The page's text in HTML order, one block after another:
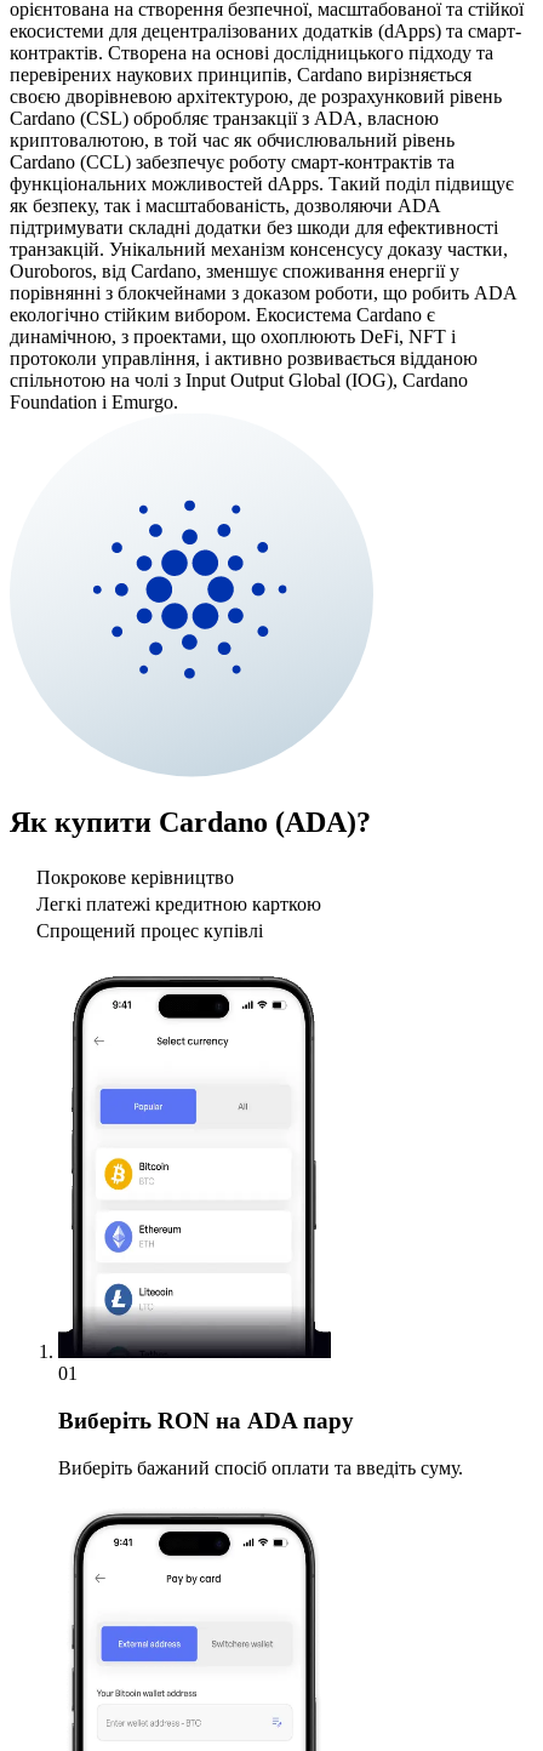
орієнтована на створення безпечної, масштабованої та стійкої
екосистеми для децентралізованих додатків (dApps) та смарт-
контрактів. Створена на основі дослідницького підходу та
перевірених наукових принципів, Cardano вирізняється
своєю дворівневою архітектурою, де розрахунковий рівень
Cardano (CSL) обробляє транзакції з ADA, власною
криптовалютою, в той час як обчислювальний рівень
Cardano (CCL) забезпечує роботу смарт-контрактів та
функціональних можливостей dApps. Такий поділ підвищує
як безпеку, так і масштабованість, дозволяючи ADA
підтримувати складні додатки без шкоди для ефективності
транзакцій. Унікальний механізм консенсусу доказу частки,
Ouroboros, від Cardano, зменшує споживання енергії у
порівнянні з блокчейнами з доказом роботи, що робить ADA
екологічно стійким вибором. Екосистема Cardano є
динамічною, з проектами, що охоплюють DeFi, NFT і
протоколи управління, і активно розвивається відданою
спільнотою на чолі з Input Output Global (IOG), Cardano
Foundation і Emurgo.
Як купити Cardano (ADA)?
Покрокове керівництво
Легкі платежі кредитною карткою
Спрощений процес купівлі
01
Виберіть RON на ADA пару
Виберіть бажаний спосіб оплати та введіть суму.